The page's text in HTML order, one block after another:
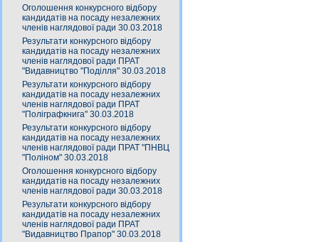
Оголошення конкурсного відбору
кандидатів на посаду незалежних
членів наглядової ради 30.03.2018
Результати конкурсного відбору
кандидатів на посаду незалежних
членів наглядової ради ПРАТ
"Видавництво "Поділля" 30.03.2018
Результати конкурсного відбору
кандидатів на посаду незалежних
членів наглядової ради ПРАТ
"Поліграфкнига" 30.03.2018
Результати конкурсного відбору
кандидатів на посаду незалежних
членів наглядової ради ПРАТ "ПНВЦ
"Поліном" 30.03.2018
Оголошення конкурсного відбору
кандидатів на посаду незалежних
членів наглядової ради 30.03.2018
Результати конкурсного відбору
кандидатів на посаду незалежних
членів наглядової ради ПРАТ
"Видавництво Прапор" 30.03.2018